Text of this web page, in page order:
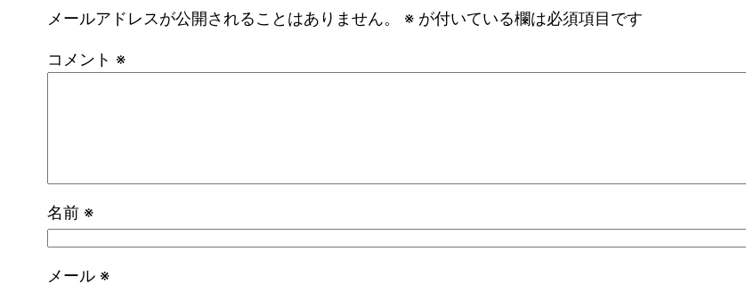
メールアドレスが公開されることはありません。 ※ が付いている欄は必須項目です
コメント ※
名前 ※
メール ※